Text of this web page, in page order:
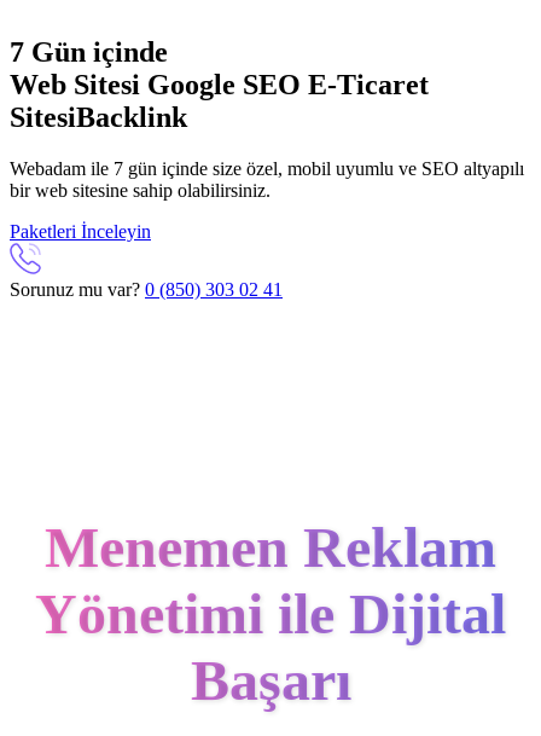
7 Gün içinde
Web Sitesi Google SEO E-Ticaret
SitesiBacklink
Webadam ile 7 gün içinde size özel, mobil uyumlu ve SEO altyapılı
bir web sitesine sahip olabilirsiniz.
Paketleri İnceleyin
Sorunuz mu var? 0 (850) 303 02 41
Menemen Reklam
Yönetimi ile Dijital
Başarı